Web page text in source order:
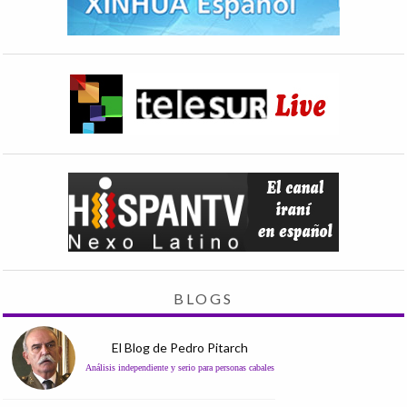
BLOGS
El Blog de Pedro Pitarch
Análisis independiente y serio para personas cabales